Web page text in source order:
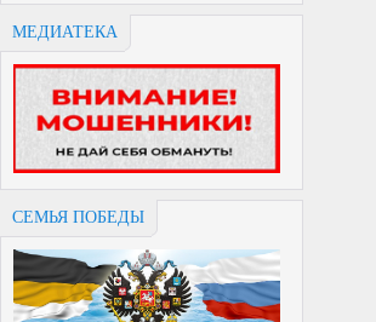
МЕДИАТЕКА
СЕМЬЯ ПОБЕДЫ